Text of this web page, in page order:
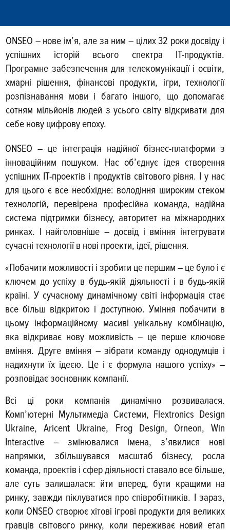
ONSEO – нове ім’я, але за ним – цілих 32 роки досвіду і
успішних історій всього спектра IT-продуктів.
Програмне забез­печення для телекомунікації і освіти,
хмарні рішення, фінансові продукти, ігри, технології
розпізнавання мови і багато іншого, що допомагає
сотням мільйонів людей з усього світу відкривати для
себе нову цифрову епоху.
ONSEO – це інтеграція надійної бізнес-платформи з
інноваційним пошуком. Нас об’єднує ідея створення
успішних IT-проектів і продуктів світового рівня. І у нас
для цього є все необхідне: володіння широким стеком
технологій, перевірена професійна команда, надійна
система підтримки бізнесу, авторитет на міжна­родних
ринках. І найголовніше – досвід і вміння інтегрувати
сучасні технології в нові проекти, ідеї, рішення.
«Побачити можливості і зробити це пер­шим – це було і є
ключем до успіху в будь-якій діяльності і в будь-якій
країні. У сучасному динамічному світі інформація стає
все більш відкритою і доступною. Уміння побачити в
цьому інформа­ційному масиві унікальну комбінацію,
яка відкриває нову можливість – це перше ключове
вміння. Друге вміння – зібрати команду однодумців і
надихнути їх ідеєю. Це і є формула нашого успіху» –
розповідає зосновник компанії.
Всі ці роки компанія динамічно розвивалася.
Комп’ютерні Мультимедіа Системи, Flextronics Design
Ukraine, Aricent Ukraine, Frog Design, Orneon, Win
Interactive – змінювалися імена, з’явилися нові
напрямки, збільшувався масштаб бізнесу, росла
команда, проектів і сфер діяльності ставало все більше,
але суть залишалася: йти вперед, бути кращими на
ринку, завжди піклуватися про спів­робітників. І зараз,
коли ONSEO створює хітові ігрові продукти для великих
гравців світового ринку, коли переживає новий етап